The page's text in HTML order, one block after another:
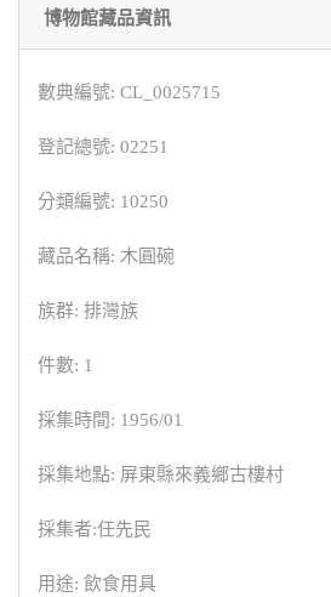
博物館藏品資訊
數典編號: CL_0025715
登記總號: 02251
分類編號: 10250
藏品名稱: 木圓碗
族群: 排灣族
件數: 1
採集時間: 1956/01
採集地點: 屏東縣來義鄉古樓村
採集者:任先民
用途: 飲食用具